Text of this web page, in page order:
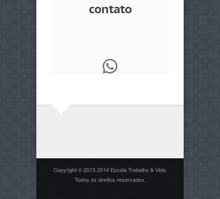
contato
WhatsApp
Copyright © 2013-2014 Escola Trabalho & Vida.
Todos os direitos reservados.